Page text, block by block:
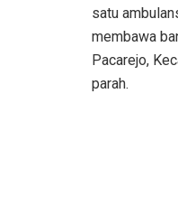
satu
membawa
Pacarejo,
parah.